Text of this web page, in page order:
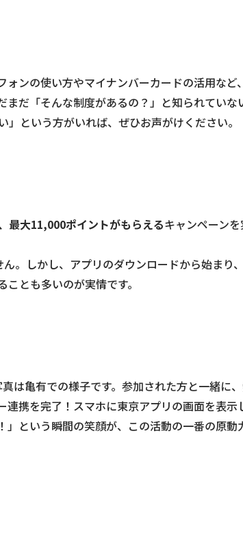
ンの使い方やマイナンバーカードの活用な
だ「そんな制度があるの？」と知られていな
という方がいれば、ぜひお声がけください。
最大11,000ポイントがもらえるキャンペーンを
。しかし、アプリのダウンロードから始まり
とも多いのが実情です。
は亀有での様子です。参加された方と一緒に
連携を完了！スマホに東京アプリの画面を表示
」という瞬間の笑顔が、この活動の一番の原動